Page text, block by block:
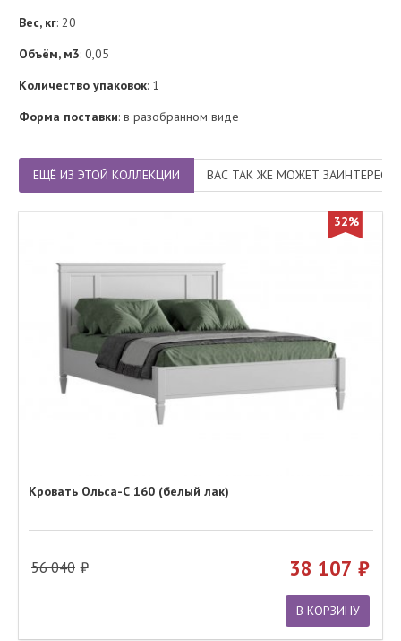
Вес, кг: 20
Объём, м3: 0,05
Количество упаковок: 1
Форма поставки: в разобранном виде
ЕЩЁ ИЗ ЭТОЙ КОЛЛЕКЦИИ ВАС ТАК ЖЕ МОЖЕТ
32%
Кровать Ольса-С 160 (белый лак)
56 040 38 107
В КОРЗИНУ